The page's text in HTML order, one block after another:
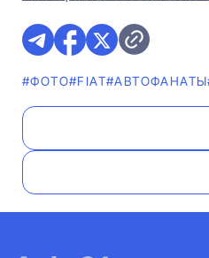
#ФОТО#FIAT#AВТОФАНАТЫ